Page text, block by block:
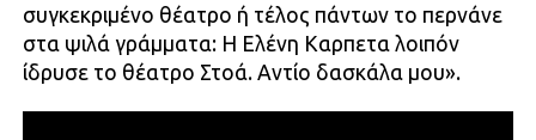
συγκεκριμένο θέατρο ή τέλος πάντων το περνάνε
στα ψιλά γράμματα: Η Ελένη Καρπετα λοιπόν
ίδρυσε το θέατρο Στοά. Αντίο δασκάλα μου».